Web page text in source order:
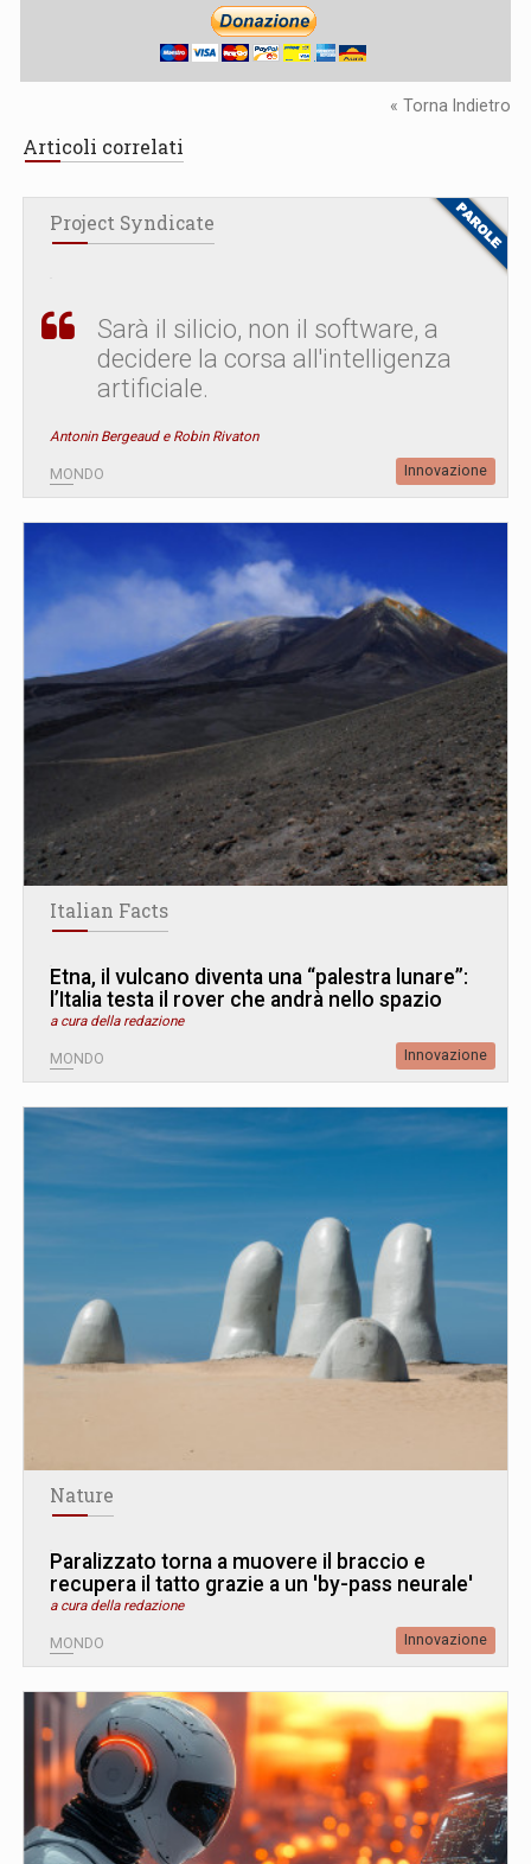
« Torna Indietro
Articoli correlati
Project Syndicate
Sarà il silicio, non il software, a
decidere la corsa all'intelligenza
artificiale.
Antonin Bergeaud e Robin Rivaton
MONDO Innovazione
Italian Facts
Etna, il vulcano diventa una “palestra lunare”:
l’Italia testa il rover che andrà nello spazio
a cura della redazione
MONDO Innovazione
Nature
Paralizzato torna a muovere il braccio e
recupera il tatto grazie a un 'by-pass neurale'
a cura della redazione
MONDO Innovazione